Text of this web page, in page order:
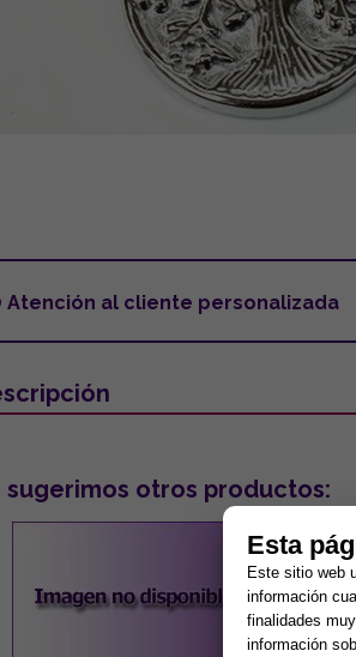
Atención al cliente personalizada
sugerimos otros productos:
Esta
Este sitio web
información
finalidades
información